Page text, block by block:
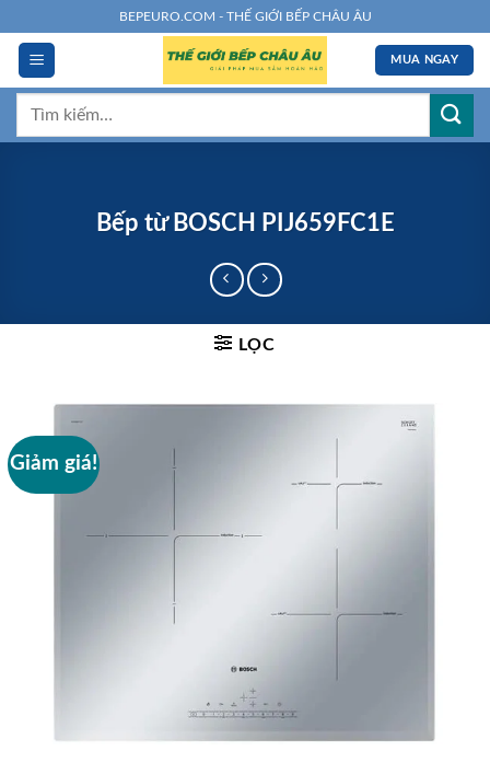
đến
dung
BEPEURO.COM - THẾ GIỚI BẾP CHÂU ÂU
MUA NGAY
Tìm
Bếp từ BOSCH PIJ659FC1E
LỌC
Giảm giá!